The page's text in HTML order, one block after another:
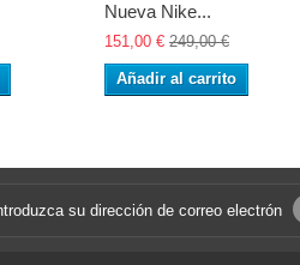
Nueva Nike...
151,00 € 249,00 €
Añadir al carrito